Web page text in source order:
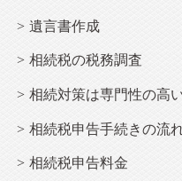
遺言書作成
相続税の税務調査
相続対策は専門性の高
相続税申告手続きの流
相続税申告料金